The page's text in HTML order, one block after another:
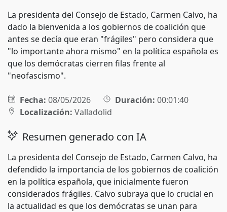
La presidenta del Consejo de Estado, Carmen Calvo, ha
dado la bienvenida a los gobiernos de coalición que
antes se decía que eran "frágiles" pero considera que
"lo importante ahora mismo" en la política española es
que los demócratas cierren filas frente al
"neofascismo".
Fecha: 08/05/2026 Duración: 00:01:40
Localización: Valladolid
Resumen generado con IA
La presidenta del Consejo de Estado, Carmen Calvo, ha
defendido la importancia de los gobiernos de coalición
en la política española, que inicialmente fueron
considerados frágiles. Calvo subraya que lo crucial en
la actualidad es que los demócratas se unan para